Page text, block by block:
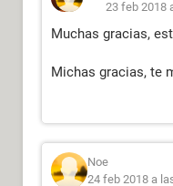
23 feb 2018
Muchas gracias,
Michas gracias, te
Noe
24 feb 2018 a